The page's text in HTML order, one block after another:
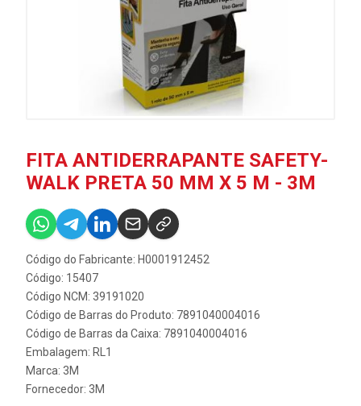
FITA ANTIDERRAPANTE SAFETY-
WALK PRETA 50 MM X 5 M - 3M
Código do Fabricante: H0001912452
Código: 15407
Código NCM: 39191020
Código de Barras do Produto: 7891040004016
Código de Barras da Caixa: 7891040004016
Embalagem: RL1
Marca: 3M
Fornecedor: 3M